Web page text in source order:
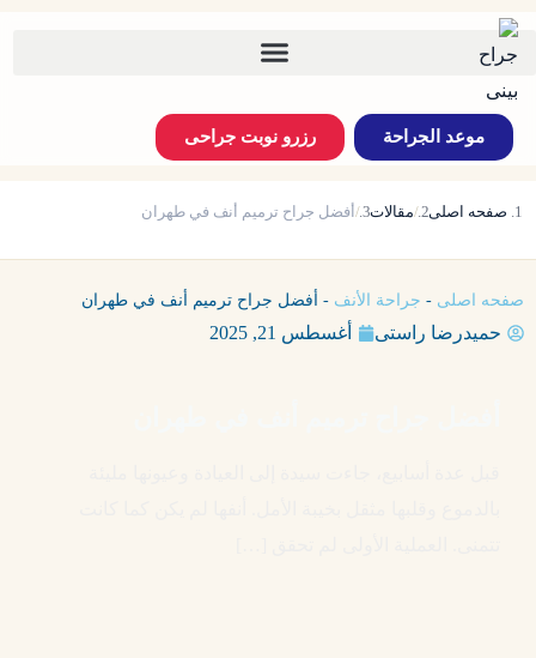
موعد الجراحة رزرو نوبت جراحی
صفحه اصلی مقالات أفضل جراح ترميم أنف في طهران
صفحه اصلی - جراحة الأنف - أفضل جراح ترميم أنف في طهران
حمیدرضا راستی أغسطس 21, 2025